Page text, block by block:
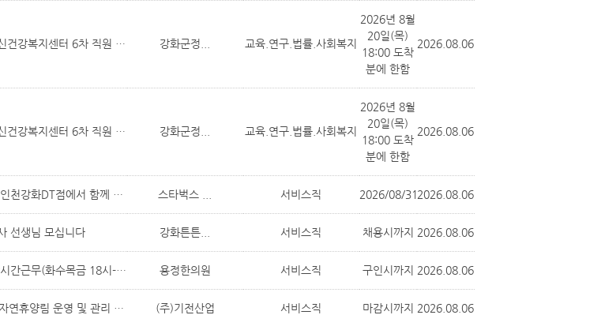
강화군정신건강복지센터 6차 직원 채용 공고 강화군정... 교육.연구.법률.사회복지
2026년 8월
20일(목)
18:00 도착
분에 한함
2026.08.06
강화군정신건강복지센터 6차 직원 채용 공고 강화군정... 교육.연구.법률.사회복지
2026년 8월
20일(목)
18:00 도착
분에 한함
2026.08.06
스타벅스 인천강화DT점에서 함께 근무할 파트너분을 모집합니다. 스타벅스 ... 서비스직 2026/08/312026.08.06
선생님 모십니다 강화튼튼... 서비스직 채용시까지 2026.08.06
한의원 단시간근무(화수목금 18시-19시, 토 8:20-12:50시)하실분요 용정한의원 서비스직 구인시까지 2026.08.06
☆★강화자연휴양림 운영 및 관리 직원 구인합니다 (주)기전산업 서비스직 마감시까지 2026.08.06